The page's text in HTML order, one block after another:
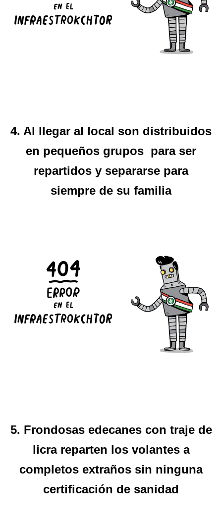
4. Al llegar al local son distribuidos
en pequeños grupos para ser
repartidos y separarse para
siempre de su familia
5. Frondosas edecanes con traje de
licra reparten los volantes a
completos extraños sin ninguna
certificación de sanidad